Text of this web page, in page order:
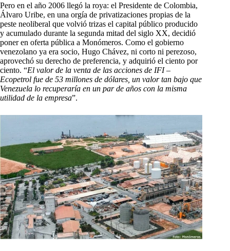
Pero en el año 2006 llegó la roya: el Presidente de Colombia,
Álvaro Uribe, en una orgía de privatizaciones propias de la
peste neoliberal que volvió trizas el capital público producido
y acumulado durante la segunda mitad del siglo XX, decidió
poner en oferta pública a Monómeros. Como el gobierno
venezolano ya era socio, Hugo Chávez, ni corto ni perezoso,
aprovechó su derecho de preferencia, y adquirió el ciento por
ciento. “El valor de la venta de las acciones de IFI –
Ecopetrol fue de 53 millones de dólares, un valor tan bajo que
Venezuela lo recuperaría en un par de años con la misma
utilidad de la empresa”.